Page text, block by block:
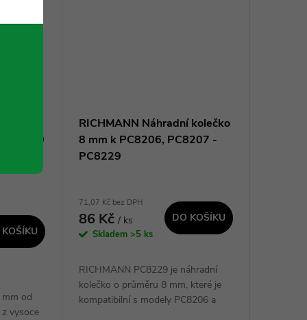
mm,
M16010
od
vysoce
RICHMANN Náhradní kolečko
8 mm k PC8206, PC8207 -
PC8229
71,07 Kč bez DPH
86 Kč / ks
Skladem >5 ks
DO KOŠÍKU
RICHMANN PC8229 je náhradní
kolečko o průměru 8 mm, které je
kompatibilní s modely PC8206 a